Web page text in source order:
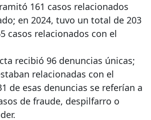
161 casos relacionados
en 2024, tuvo un total de 203
casos relacionados con el
recibió 96 denuncias únicas;
relacionadas con el
de esas denuncias se referían a
de fraude, despilfarro o